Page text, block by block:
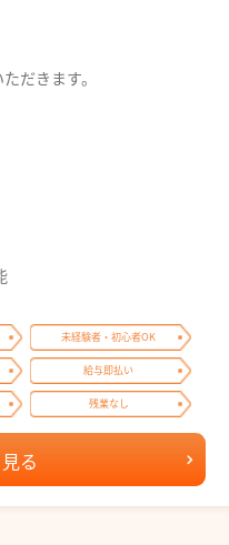
だきます。
未経験者・初心者OK
給与即払い
残業なし
る